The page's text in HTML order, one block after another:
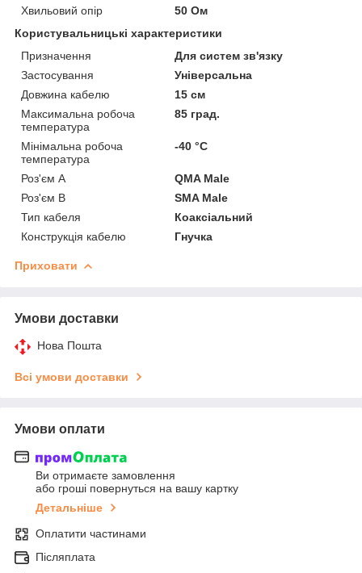
Хвильовий опір
50 Ом
Користувальницькі характеристики
Призначення
Для систем зв'язку
Застосування
Універсальна
Довжина кабелю
15 см
Максимальна робоча
температура
85 град.
Мінімальна робоча
температура
-40 °С
Роз'єм А
QMA Male
Роз'єм B
SMA Male
Тип кабеля
Коаксіальний
Конструкція кабелю
Гнучка
Приховати
Умови доставки
Нова Пошта
Всі умови доставки
Умови оплати
Ви отримаєте замовлення
або гроші повернуться на вашу картку
Детальніше
Оплатити частинами
Післяплата